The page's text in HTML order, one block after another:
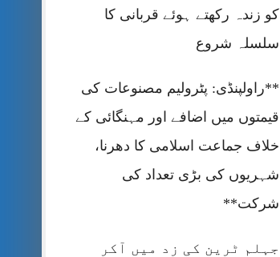
کو زندہ رکھتے ہوئے قربانی کا
سلسلہ شروع
**راولپنڈی: پٹرولیم مصنوعات کی
قیمتوں میں اضافے اور مہنگائی کے
خلاف جماعت اسلامی کا دھرنا،
شہریوں کی بڑی تعداد کی
شرکت**
جہلم ٹرین کی زد میں آکر